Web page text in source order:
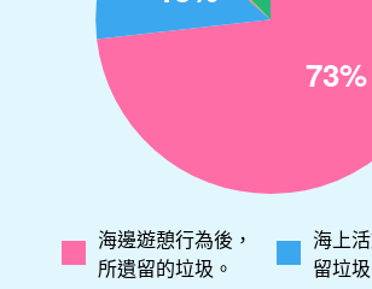
海邊遊憩行為後，
所遺留的垃圾。
海上
留垃圾